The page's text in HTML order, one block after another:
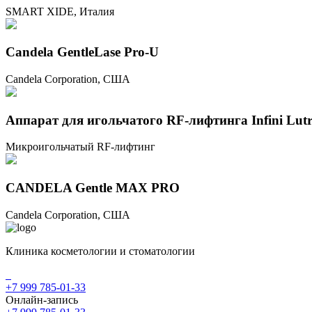
SMART XIDE, Италия
Candela GentleLase Pro-U
Candela Corporation, США
Аппарат для игольчатого RF-лифтинга Infini
Микроигольчатый RF-лифтинг
CANDELA Gentle MAX PRO
Candela Corporation, США
Клиника косметологии и стоматологии
+7 999 785-01-33
Онлайн-запись